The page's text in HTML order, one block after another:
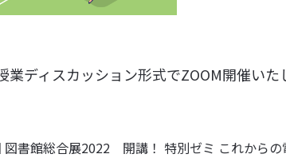
ディスカッション形式でZOOM開催いた
図書館総合展2022 開講！ 特別ゼミ これから